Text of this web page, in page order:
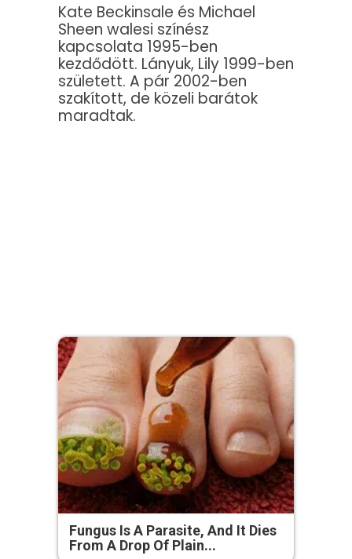
Kate Beckinsale és Michael
Sheen walesi színész
kapcsolata 1995-ben
kezdődött. Lányuk, Lily 1999-ben
született. A pár 2002-ben
szakított, de közeli barátok
maradtak.
Fungus Is A Parasite, And It Dies
From A Drop Of Plain...